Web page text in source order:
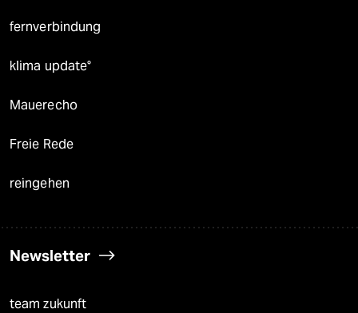
fernverbindung
klima update°
Mauerecho
Freie Rede
reingehen
Newsletter
team zukunft